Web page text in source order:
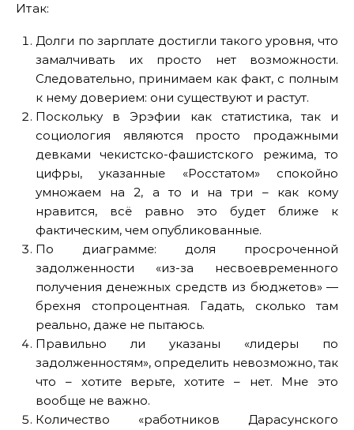
Итак:
Долги по зарплате достигли такого уровня, что
замалчивать их просто нет возможности.
Следовательно, принимаем как факт, с полным
к нему доверием: они существуют и растут.
Поскольку в Эрэфии как статистика, так и
социология являются просто продажными
девками чекистско-фашистского режима, то
цифры, указанные «Росстатом» спокойно
умножаем на 2, а то и на три – как кому
нравится, всё равно это будет ближе к
фактическим, чем опубликованные.
По диаграмме: доля просроченной
задолженности «из-за несвоевременного
получения денежных средств из бюджетов» —
брехня стопроцентная. Гадать, сколько там
реально, даже не пытаюсь.
Правильно ли указаны «лидеры по
задолженностям», определить невозможно, так
что – хотите верьте, хотите – нет. Мне это
вообще не важно.
Количество «работников Дарасунского